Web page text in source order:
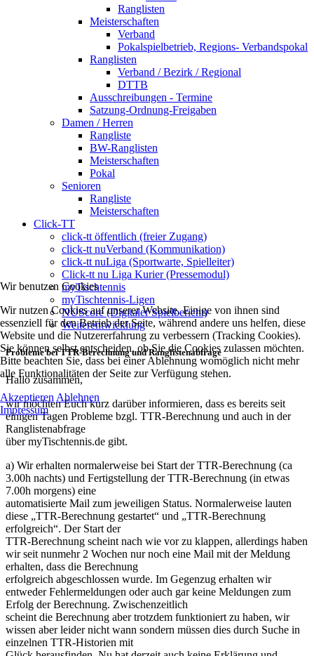
Ranglisten
Meisterschaften
Verband
Pokalspielbetrieb, Regions- Verbandspokal
Ranglisten
Verband / Bezirk / Regional
DTTB
Ausschreibungen - Termine
Satzung-Ordnung-Freigaben
Damen / Herren
Rangliste
BW-Ranglisten
Meisterschaften
Pokal
Senioren
Rangliste
Meisterschaften
Click-TT
click-tt öffentlich (freier Zugang)
click-tt nuVerband (Kommunikation)
click-tt nuLiga (Sportwarte, Spielleiter)
Click-tt nu Liga Kurier (Pressemodul)
myTischtennis
myTischtennis-Ligen
NUScore (Digitaler Spielbericht)
Weiterentwicklung
Probleme bei TTR-Berechnung und Ranglistenabfrage
Hallo zusammen,
wir möchten Euch kurz darüber informieren, dass es bereits seit
einigen Tagen Probleme bzgl. TTR-Berechnung und auch in der
Ranglistenabfrage
über myTischtennis.de gibt.
a) Wir erhalten normalerweise bei Start der TTR-Berechnung (ca
3.00h nachts) und Fertigstellung der TTR-Berechnung (in etwas
7.00h morgens) eine
automatisierte Mail zum jeweiligen Status. Normalerweise lauten
diese „TTR-Berechnung gestartet“ und „TTR-Berechnung
erfolgreich“. Der Start der
TTR-Berechnung scheint nach wie vor zu klappen, allerdings haben
wir seit nunmehr 2 Wochen nur noch eine Mail mit der Meldung
erhalten, dass die Berechnung
erfolgreich abgeschlossen wurde. Im Gegenzug erhalten wir
entweder Fehlermeldungen oder auch gar keine Meldungen zum
Erfolg der Berechnung. Zwischenzeitlich
scheint die Berechnung aber trotzdem funktioniert zu haben, wir
wissen aber leider nicht wann sondern müssen dies durch Suche in
einzelnen TTR-Historien mit
Wir benutzen Cookies
Wir nutzen Cookies auf unserer Website. Einige von ihnen sind
essenziell für den Betrieb der Seite, während andere uns helfen, diese
Website und die Nutzererfahrung zu verbessern (Tracking Cookies).
Sie können selbst entscheiden, ob Sie die Cookies zulassen möchten.
Bitte beachten Sie, dass bei einer Ablehnung womöglich nicht mehr
alle Funktionalitäten der Seite zur Verfügung stehen.
Akzeptieren Ablehnen
Impressum